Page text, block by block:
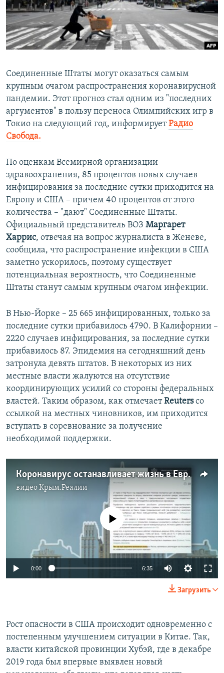
ПОБЕДИТЕЛЕЙ НЕ СУДЯТ?
КРЫМ.НЕПОКОРЕННЫЙ
ELIFBE
ПРИСОЕДИНЯЙТЕСЬ!
Все сайты RFE/RL
Соединенные Штаты могут оказаться самым
крупным очагом распространения коронавирусной
пандемии. Этот прогноз стал одним из "последних
аргументов" в пользу переноса Олимпийских игр в
Токио на следующий год, информируетРадио
Свобода.
По оценкам Всемирной организации
здравоохранения, 85 процентов новых случаев
инфицирования за последние сутки приходится на
Европу и США – причем 40 процентов от этого
количества – "дают" Соединенные Штаты.
Официальный представитель ВОЗ Маргарет
Харрис, отвечая на вопрос журналиста в Женеве,
сообщила, что распространение инфекции в США
заметно ускорилось, поэтому существует
потенциальная вероятность, что Соединенные
Штаты станут самым крупным очагом инфекции.
В Нью-Йорке – 25 665 инфицированных, только за
последние сутки прибавилось 4790. В Калифорнии –
2220 случаев инфицирования, за последние сутки
прибавилось 87. Эпидемия на сегодняшний день
затронула девять штатов. В некоторых из них
местные власти жалуются на отсутствие
координирующих усилий со стороны федеральных
властей. Таким образом, как отмечаетReutersсо
ссылкой на местных чиновников, им приходится
вступать в соревнование за получение
необходимой поддержки.
Коронавирус останавливает жизнь в Европе (видео)
видеоКрым.Реалии
1080p
No media source currently available
0:00 6:35
270p
1080p
Загрузить
Рост опасности в США происходит одновременно с
постепенным улучшением ситуации в Китае. Так,
власти китайской провинции Хубэй, где в декабре
2019 года был впервые выявлен новый